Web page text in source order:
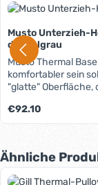
Musto Unterzieh-
dunkelgrau
Musto Thermal
komfortabler sein
"glatte" Oberfläche,
Gewebe kuschelig
und maximalen
trockenes, warmes
und der legere
Das Material ist
Regulärer Preis:
€92.10
Produktgalerie
Ähnliche